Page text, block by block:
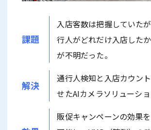
課題
入店客数は把握していた
行人がどれだけ入店したか
が不明だった。
解決
通行人検知と入店カウン
せたAIカメラソリューショ
販促キャンペーンの効果